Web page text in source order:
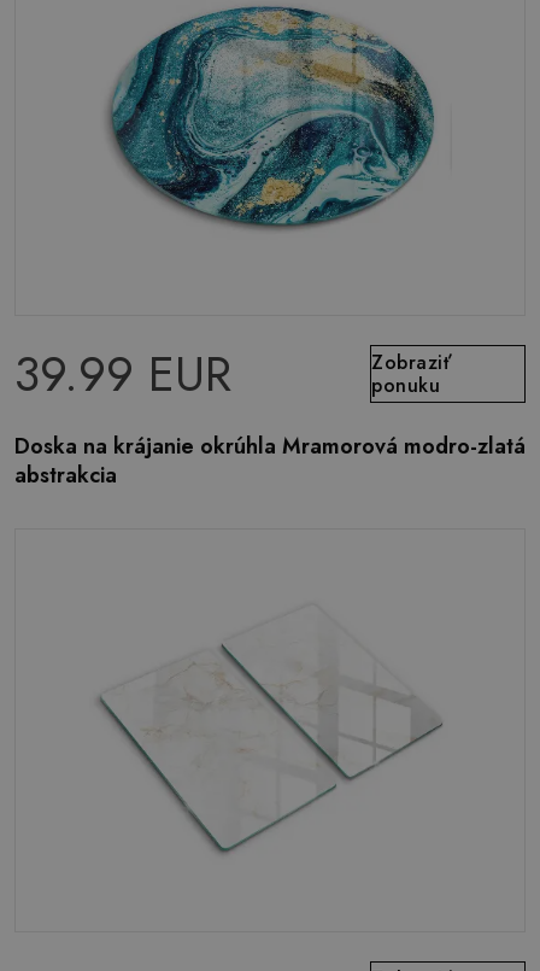
39.99 EUR
Zobraziť
ponuku
Doska na krájanie okrúhla Mramorová modro-zlatá
abstrakcia